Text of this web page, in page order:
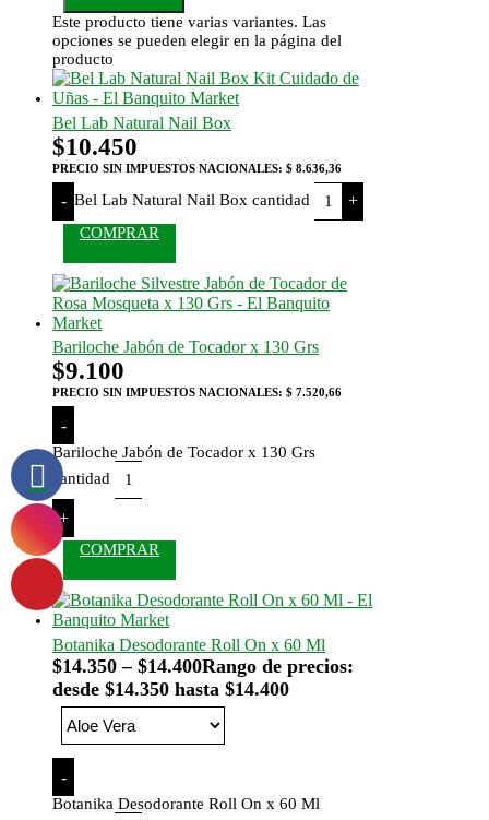
Este producto tiene varias variantes. Las
opciones se pueden elegir en la página del
producto
Bel Lab Natural Nail Box
$10.450
PRECIO SIN IMPUESTOS NACIONALES: $ 8.636,36
- Bel Lab Natural Nail Box cantidad +
COMPRAR
Bariloche Jabón de Tocador x 130 Grs
$9.100
PRECIO SIN IMPUESTOS NACIONALES: $ 7.520,66
-
Bariloche Jabón de Tocador x 130 Grs
cantidad
+
COMPRAR
Botanika Desodorante Roll On x 60 Ml
$14.350 – $14.400Rango de precios:
desde $14.350 hasta $14.400
-
Botanika Desodorante Roll On x 60 Ml